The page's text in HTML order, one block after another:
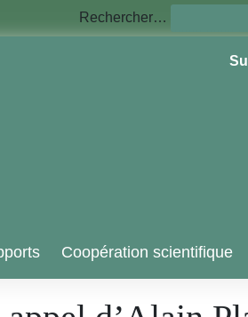
Rechercher…
Coopération scientifique